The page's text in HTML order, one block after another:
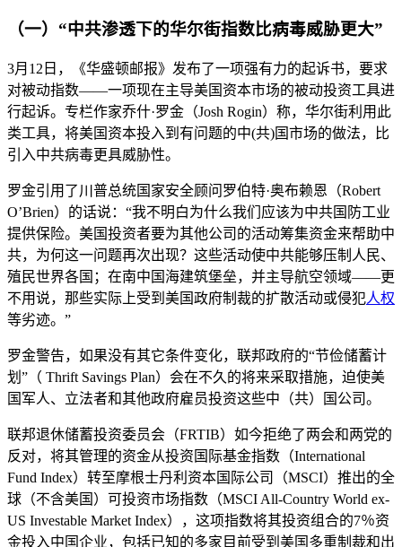
（一）“中共渗透下的华尔街指数比病毒威胁更大”
3月12日，《华盛顿邮报》发布了一项强有力的起诉书，要求
对被动指数——一项现在主导美国资本市场的被动投资工具进
行起诉。专栏作家乔什·罗金（Josh Rogin）称，华尔街利用此
类工具，将美国资本投入到有问题的中(共)国市场的做法，比
引入中共病毒更具威胁性。
罗金引用了川普总统国家安全顾问罗伯特·奥布赖恩（Robert
O’Brien）的话说：“我不明白为什么我们应该为中共国防工业
提供保险。美国投资者要为其他公司的活动筹集资金来帮助中
共，为何这一问题再次出现？这些活动使中共能够压制人民、
殖民世界各国；在南中国海建筑堡垒，并主导航空领域——更
不用说，那些实际上受到美国政府制裁的扩散活动或侵犯人权
等劣迹。”
罗金警告，如果没有其它条件变化，联邦政府的“节俭储蓄计
划”（ Thrift Savings Plan）会在不久的将来采取措施，迫使美
国军人、立法者和其他政府雇员投资这些中（共）国公司。
联邦退休储蓄投资委员会（FRTIB）如今拒绝了两会和两党的
反对，将其管理的资金从投资国际基金指数（International
Fund Index）转至摩根士丹利资本国际公司（MSCI）推出的全
球（不含美国）可投资市场指数（MSCI All-Country World ex-
US Investable Market Index），这项指数将其投资组合的7％资
金投入中国企业，包括已知的多家目前受到美国多重制裁和出